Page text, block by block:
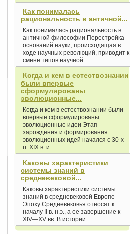
Как понималась
рациональность в античной...
Как понималась рациональность в
античной философии Перестройка
оснований науки, происходящая в
ходе научных революций, приводит к
смене типов научной...
Когда и кем в естествознании
были впервые
сформулированы
эволюционные...
Когда и кем в естествознании были
впервые сформулированы
эволюционные идеи Этап
зарождения и формирования
эволюционных идей начался с 30-х
гг. XIX в. и...
Каковы характеристики
системы знаний в
средневековой...
Каковы характеристики системы
знаний в средневековой Европе
Эпоху Средневековья относят к
началу II в. н.э., а ее завершение к
XIV—XV вв. В истории...